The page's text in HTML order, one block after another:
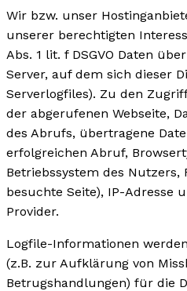
Wir bzw. unser
unserer berechtigten
Abs. 1 lit. f DSGVO Daten
Server, auf dem sich dieser
Serverlogfiles). Zu den
der abgerufenen Webseite,
des Abrufs, übertragene
erfolgreichen Abruf,
Betriebssystem des Nutzers,
besuchte Seite), IP-Adresse
Provider.
Logfile-Informationen
(z.B. zur Aufklärung von
Betrugshandlungen) für die